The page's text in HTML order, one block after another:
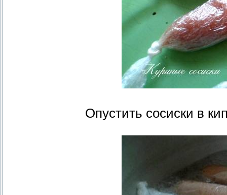
Опустить сосиски в